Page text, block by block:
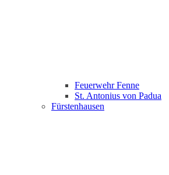
Feuerwehr Fenne
St. Antonius von Padua
Fürstenhausen